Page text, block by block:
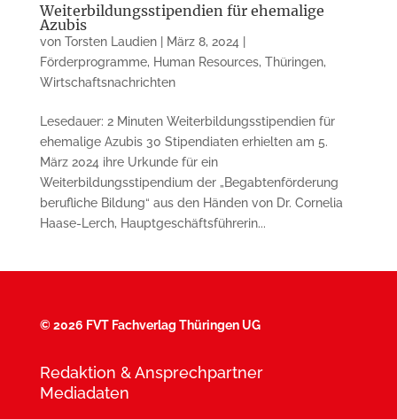
Weiterbildungsstipendien für ehemalige
Azubis
von Torsten Laudien| März 8, 2024
Förderprogramme, Human Resources, Thüringen,
Wirtschaftsnachrichten
Lesedauer: 2 Minuten Weiterbildungsstipendien für
ehemalige Azubis 30 Stipendiaten erhielten am 5.
März 2024 ihre Urkunde für ein
Weiterbildungsstipendium der „Begabtenförderung
berufliche Bildung“ aus den Händen von Dr. Cornelia
Haase-Lerch, Hauptgeschäftsführerin...
©2026 FVT Fachverlag Thüringen UG
Redaktion & Ansprechpartner
Mediadaten